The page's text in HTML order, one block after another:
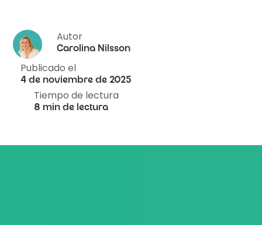
Autor
Carolina Nilsson
Publicado el
4 de noviembre de 2025
Tiempo de lectura
8 min de lectura